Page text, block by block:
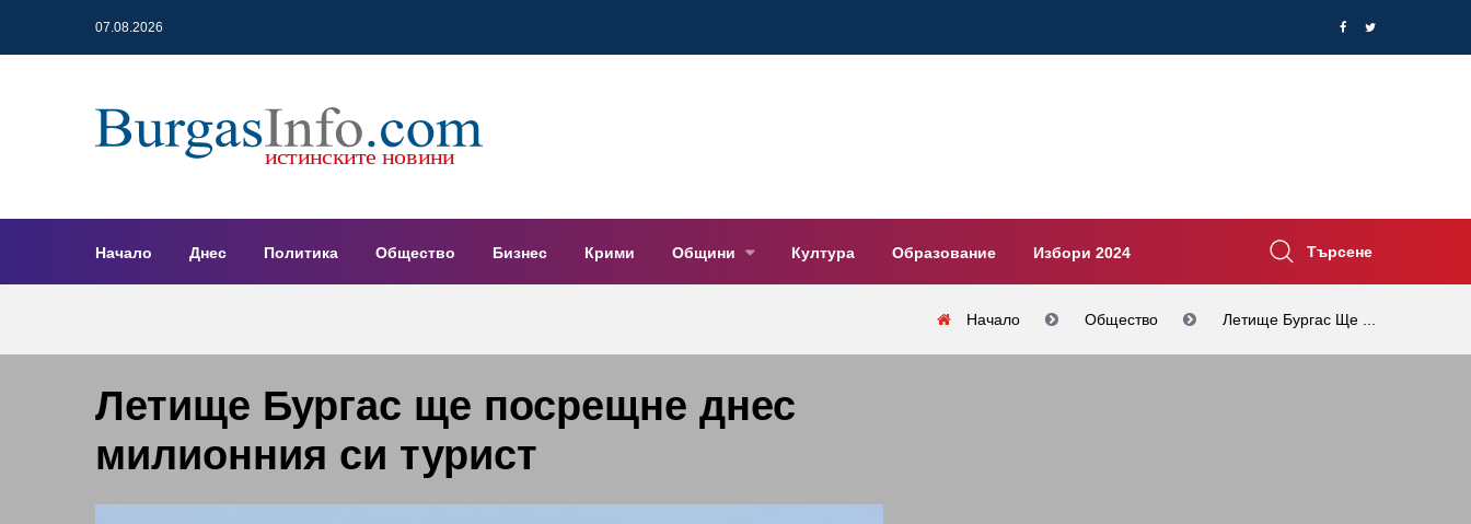
07.08.2026
Начало Днес Политика Общество Бизнес Крими Общини Култура Образование Избори 2024 Търсене
Начало Общество Летище Бургас Ще ...
Летище Бургас ще посрещне днес
милионния си турист